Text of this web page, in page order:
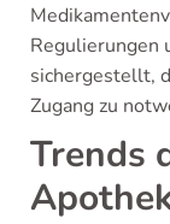
Regulierungen
sichergestellt,
Zugang zu
Trends